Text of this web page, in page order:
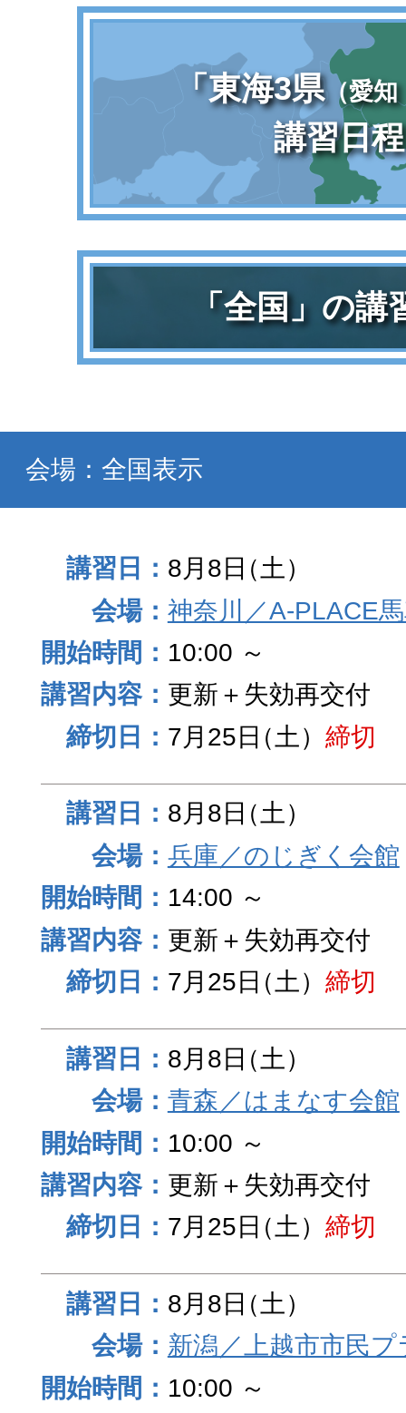
「東海3県（愛知
講習日
「全国」の
会場：全国表示
8月8日（土）
神奈川／A-PLACE
10:00 ～
更新＋失効再交付
7月25日（土） 締切
8月8日（土）
兵庫／のじぎく会館
14:00 ～
更新＋失効再交付
7月25日（土） 締切
8月8日（土）
青森／はまなす会館
10:00 ～
更新＋失効再交付
7月25日（土） 締切
8月8日（土）
新潟／上越市市民プ
10:00 ～